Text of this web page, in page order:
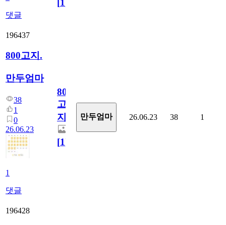
댓글
[1]
196437
800고지.
만두엄마
38
1
0
26.06.23
1
댓글
800
고
지.
[1]
만두엄마 26.06.23 38 1
196428